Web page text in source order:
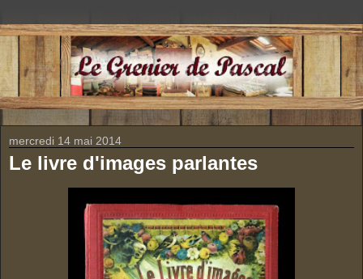
mercredi 14 mai 2014
Le livre d'images parlantes